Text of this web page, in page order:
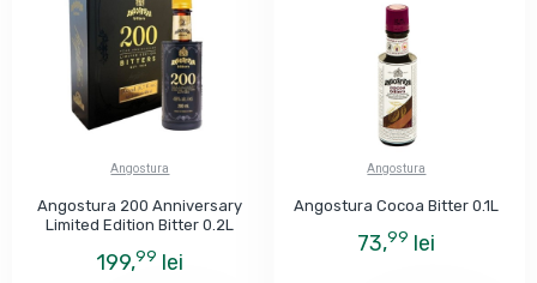
Angostura
Angostura 200 Anniversary
Limited Edition Bitter 0.2L
199,99 lei
Angostura
Angostura Cocoa Bitter 0.1L
73,99 lei